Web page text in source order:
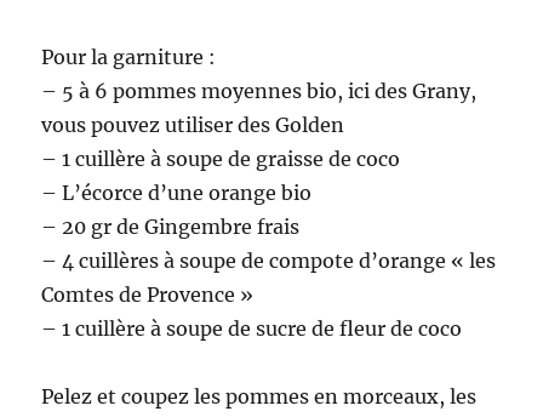
Pour la garniture :
– 5 à 6 pommes moyennes bio, ici des Grany,
vous pouvez utiliser des Golden
– 1 cuillère à soupe de graisse de coco
– L’écorce d’une orange bio
– 20 gr de Gingembre frais
– 4 cuillères à soupe de compote d’orange « les
Comtes de Provence »
– 1 cuillère à soupe de sucre de fleur de coco
Pelez et coupez les pommes en morceaux, les